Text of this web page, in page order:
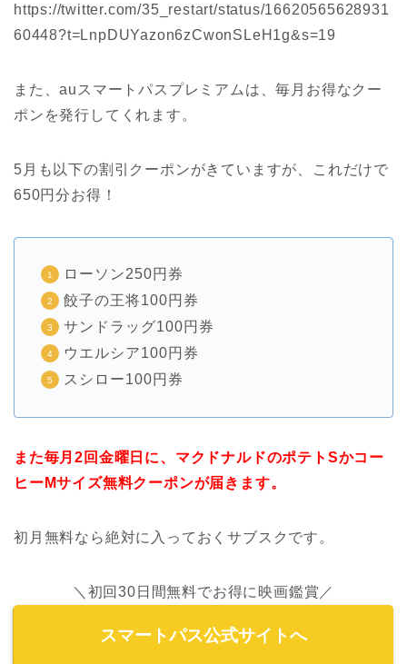
https://twitter.com/35_restart/status/16620565628931
60448?t=LnpDUYazon6zCwonSLeH1g&s=19
また、auスマートパスプレミアムは、毎月お得なクー
ポンを発行してくれます。
5月も以下の割引クーポンがきていますが、これだけで
650円分お得！
ローソン250円券
餃子の王将100円券
サンドラッグ100円券
ウエルシア100円券
スシロー100円券
また毎月2回金曜日に、マクドナルドのポテトSかコー
ヒーMサイズ無料クーポンが届きます。
初月無料なら絶対に入っておくサブスクです。
＼初回30日間無料でお得に映画鑑賞／
スマートパス公式サイトへ